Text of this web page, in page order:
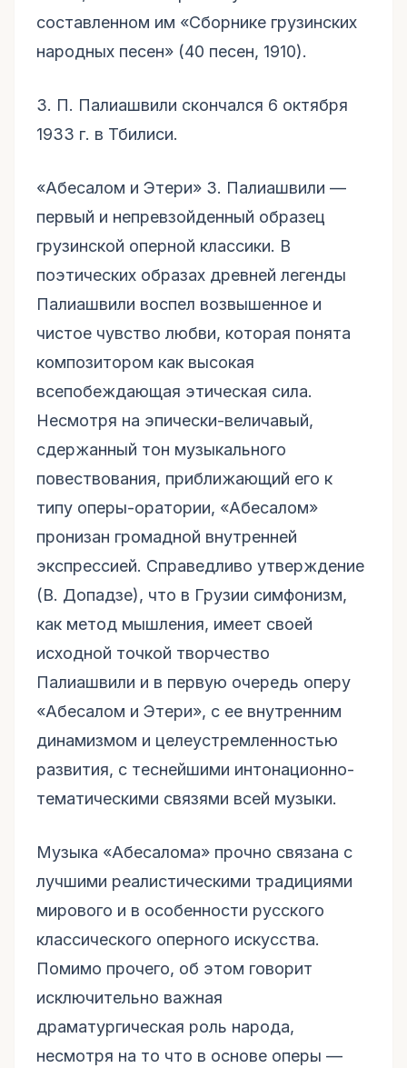
составленном им «Сборнике грузинских
народных песен» (40 песен, 1910).
З. П. Палиашвили скончался 6 октября
1933 г. в Тбилиси.
«Абесалом и Этери» З. Палиашвили —
первый и непревзойденный образец
грузинской оперной классики. В
поэтических образах древней легенды
Палиашвили воспел возвышенное и
чистое чувство любви, которая понята
композитором как высокая
всепобеждающая этическая сила.
Несмотря на эпически-величавый,
сдержанный тон музыкального
повествования, приближающий его к
типу оперы-оратории, «Абесалом»
пронизан громадной внутренней
экспрессией. Справедливо утверждение
(В. Допадзе), что в Грузии симфонизм,
как метод мышления, имеет своей
исходной точкой творчество
Палиашвили и в первую очередь оперу
«Абесалом и Этери», с ее внутренним
динамизмом и целеустремленностью
развития, с теснейшими интонационно-
тематическими связями всей музыки.
Музыка «Абесалома» прочно связана с
лучшими реалистическими традициями
мирового и в особенности русского
классического оперного искусства.
Помимо прочего, об этом говорит
исключительно важная
драматургическая роль народа,
несмотря на то что в основе оперы —